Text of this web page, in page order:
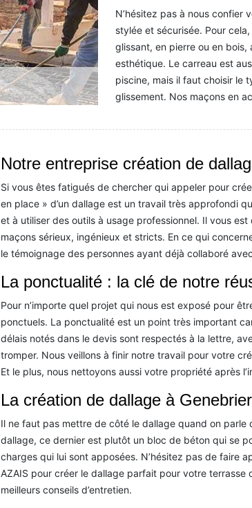
N’hésitez pas à nous confier
stylée et sécurisée. Pour
glissant, en pierre ou en
esthétique. Le carreau est
piscine, mais il faut choisir le
glissement. Nos maçons en
Notre entreprise création de
Si vous êtes fatigués de chercher qui appeler pour
en place » d’un dallage est un travail très approfondi
et à utiliser des outils à usage professionnel. Il vous
maçons sérieux, ingénieux et stricts. En ce qui
le témoignage des personnes ayant déjà collaboré
La ponctualité : la clé de notre
Pour n’importe quel projet qui nous est exposé pour
ponctuels. La ponctualité est un point très important
délais notés dans le devis sont respectés à la lettre,
tromper. Nous veillons à finir notre travail pour votre
Et le plus, nous nettoyons aussi votre propriété après
La création de dallage à
Il ne faut pas mettre de côté le dallage quand on parle
dallage, ce dernier est plutôt un bloc de béton qui se
charges qui lui sont apposées. N’hésitez pas de faire
AZAIS pour créer le dallage parfait pour votre terrasse
meilleurs conseils d’entretien.